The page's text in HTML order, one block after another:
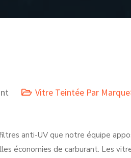
Vitre Teintée Par
anti-UV que notre équipe
économies de carburant. Les